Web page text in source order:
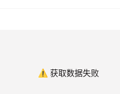
⚠️ 获取数据失败